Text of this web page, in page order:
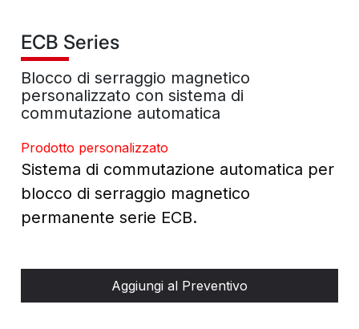
ECB Series
Blocco di serraggio magnetico
personalizzato con sistema di
commutazione automatica
Prodotto personalizzato
Sistema di commutazione automatica per
blocco di serraggio magnetico
permanente serie ECB.
Aggiungi al Preventivo